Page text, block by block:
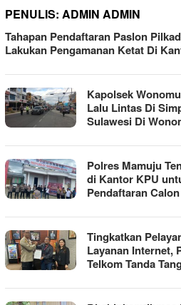
PENULIS: ADMIN ADMIN
Tahapan Pendaftaran Paslon
Lakukan Pengamanan Ketat Di
Kapolsek
Lalu Lintas Di
Sulawesi Di
Polres Mamuju
di Kantor KPU
Pendaftaran
Tingkatkan
Layanan Internet,
Telkom Tanda